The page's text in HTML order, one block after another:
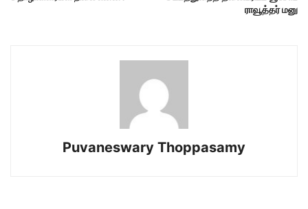
ராவூத்தர் மனு
Puvaneswary Thoppasamy